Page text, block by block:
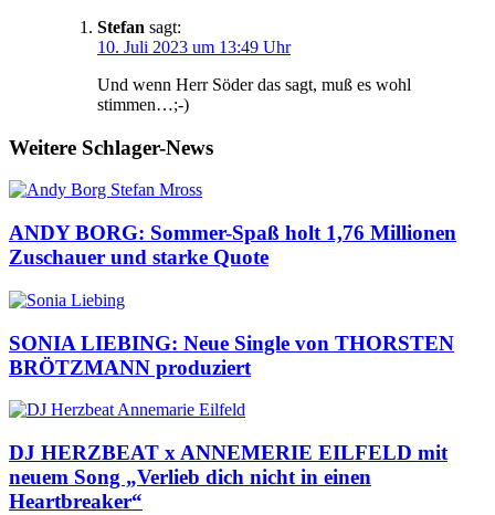
Stefan sagt:
10. Juli 2023 um 13:49 Uhr
Und wenn Herr Söder das sagt, muß es wohl
stimmen…;-)
Weitere Schlager-News
ANDY BORG: Sommer-Spaß holt 1,76 Millionen
Zuschauer und starke Quote
SONIA LIEBING: Neue Single von THORSTEN
BRÖTZMANN produziert
DJ HERZBEAT x ANNEMERIE EILFELD mit
neuem Song „Verlieb dich nicht in einen
Heartbreaker“